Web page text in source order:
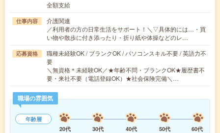
全額支給
仕事内容
介護関連
／利用者の方の日常生活をサポート！＼▽具体的には…・買
い物や散歩に付き添ったり・折り紙や体操などのレ…
応募資格
職種未経験OK / ブランクOK / パソコンスキル不要 / 英語力不
要
＼無資格＊未経験OK／★年齢不問・ブランクOK★履歴書不
要・来社不要（電話登録OK）★社会保険完備＼…
職場の雰囲気
年齢層
20代
30代 40代 50代
60代